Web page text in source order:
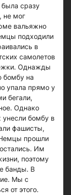
была сразу
не мог
вальяжно
подходили
в
самолетов
Однажды
бомбу на
упала прямо у
бегали,
Однако
унесли бомбу в
фашисты,
прошли
Им
поэтому
банды. В
Мы с
от этого.